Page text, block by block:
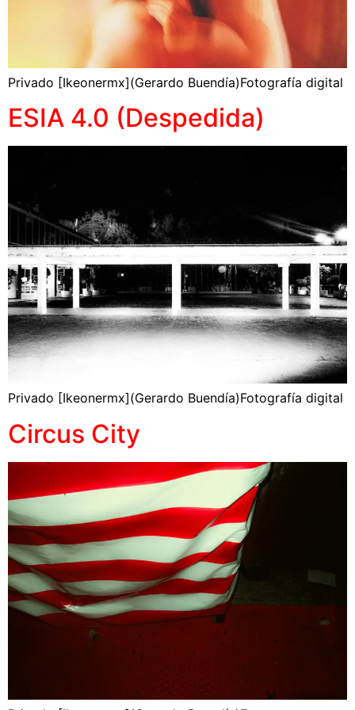
Privado [Ikeonermx](Gerardo Buendía)Fotografía digital
ESIA 4.0 (Despedida)
Privado [Ikeonermx](Gerardo Buendía)Fotografía digital
Circus City